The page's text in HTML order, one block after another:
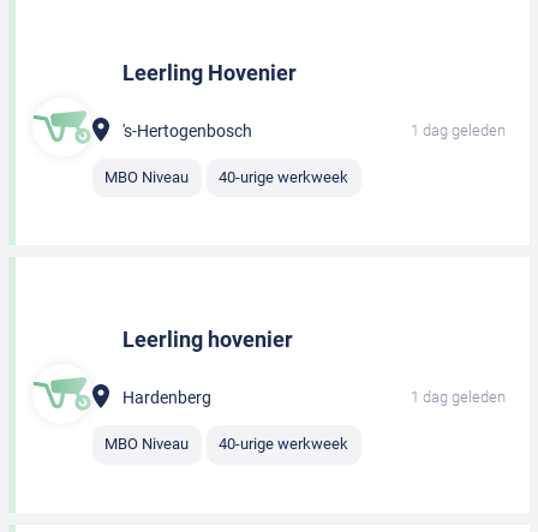
Leerling Hovenier
's-Hertogenbosch 1 dag geleden
MBO Niveau 40-urige werkweek
Leerling hovenier
Hardenberg 1 dag geleden
MBO Niveau 40-urige werkweek